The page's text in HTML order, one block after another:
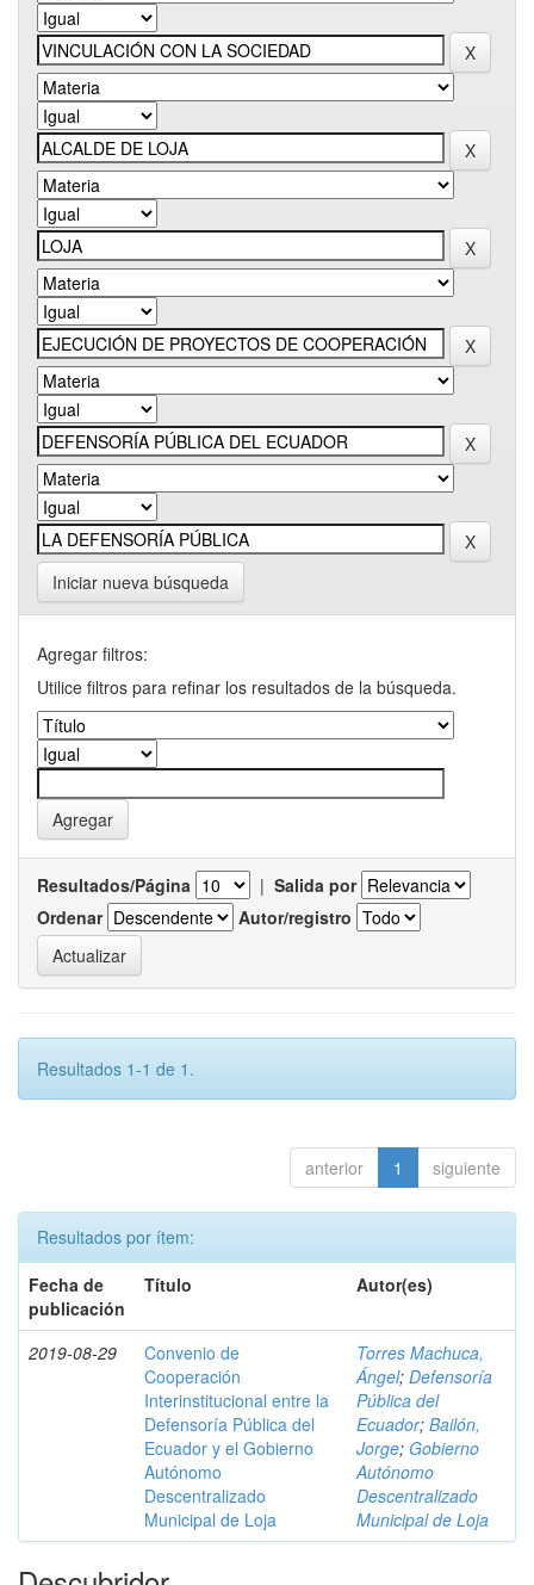
Iniciar nueva búsqueda
Agregar filtros:
Utilice filtros para refinar los resultados de la búsqueda.
Resultados/Página | Salida por
Ordenar
Autor/registro
Resultados 1-1 de 1.
anterior 1 siguiente
Resultados por ítem:
Fecha de
publicación
Título Autor(es)
2019-08-29
Convenio de
Cooperación
Interinstitucional entre la
Defensoría Pública del
Ecuador y el Gobierno
Autónomo
Descentralizado
Municipal de Loja
Torres Machuca,
Ángel; Defensoría
Pública del
Ecuador; Bailón,
Jorge; Gobierno
Autónomo
Descentralizado
Municipal de Loja